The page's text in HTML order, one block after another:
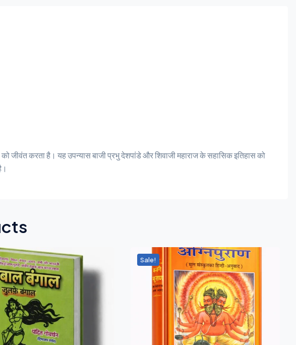
को जीवंत करता है। यह उपन्यास बाजी प्रभु देशपांडे और शिवाजी महाराज के सहासिक इतिहास को
Sale!